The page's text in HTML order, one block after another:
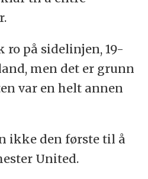
ro på sidelinjen, 19-
men det er grunn
var en helt annen
ikke den første til å
United.